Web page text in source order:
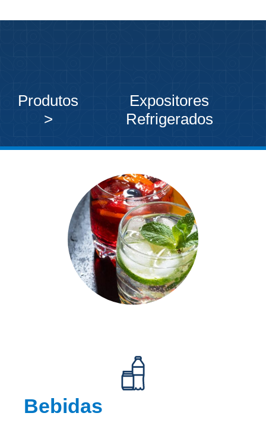
Produtos
>
Expositores
Refrigerados
Bebidas